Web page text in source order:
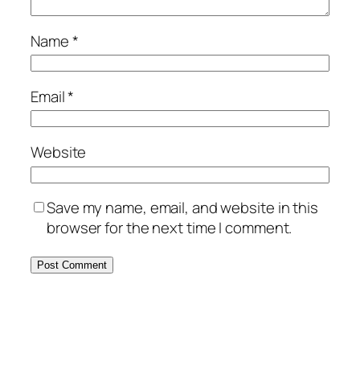
Name*
Email*
Website
Save my name, email, and website in this
browser for the next time I comment.